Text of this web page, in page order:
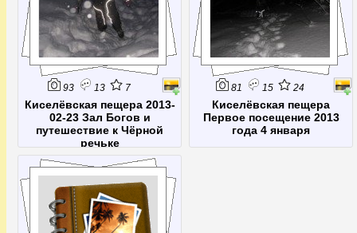
93 13 7
Киселёвская пещера 2013-
02-23 Зал Богов и
путешествие к Чёрной
речьке
23 февраля 2013 годаПоход в
Киселёвскую пещеру в составе 4
81 15 24
Киселёвская пещера
Первое посещение 2013
года 4 января